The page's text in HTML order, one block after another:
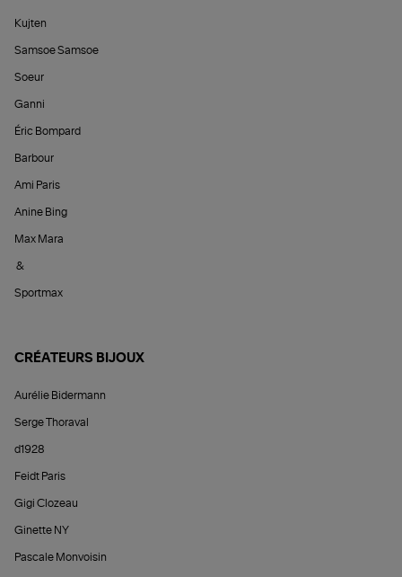
Kujten
Samsoe Samsoe
Soeur
Ganni
Éric Bompard
Barbour
Ami Paris
Anine Bing
Max Mara
&
Sportmax
CRÉATEURS BIJOUX
Aurélie Bidermann
Serge Thoraval
d1928
Feidt Paris
Gigi Clozeau
Ginette NY
Pascale Monvoisin